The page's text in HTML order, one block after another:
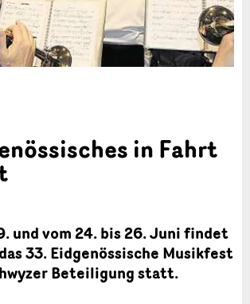
in Fahrt
und vom 24. bis 26. Juni findet
33. Eidgenössische Musikfest
Beteiligung statt.